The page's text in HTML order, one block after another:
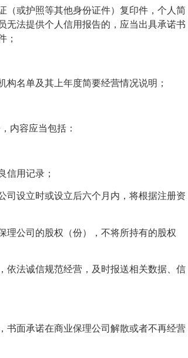
（或护照等其他身份证件）复印件，个人简
无法提供个人信用报告的，应当出具承诺书
；
构名单及其上年度简要经营情况说明；
内容应当包括：
信用记录；
司设立时或设立后六个月内，将根据注册资
理公司的股权（份），不将所持有的股权
依法诚信规范经营，及时报送相关数据、信
书面承诺在商业保理公司解散或者不再经营